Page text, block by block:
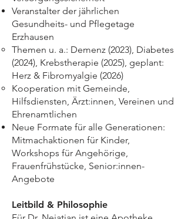
Veranstalter der jährlichen
Gesundheits- und Pflegetage
Erzhausen
Themen u. a.: Demenz (2023), Diabetes
(2024), Krebstherapie (2025), geplant:
Herz & Fibromyalgie (2026)
Kooperation mit Gemeinde,
Hilfsdiensten, Ärzt:innen, Vereinen und
Ehrenamtlichen
Neue Formate für alle Generationen:
Mitmachaktionen für Kinder,
Workshops für Angehörige,
Frauenfrühstücke, Senior:innen-
Angebote
Leitbild & Philosophie